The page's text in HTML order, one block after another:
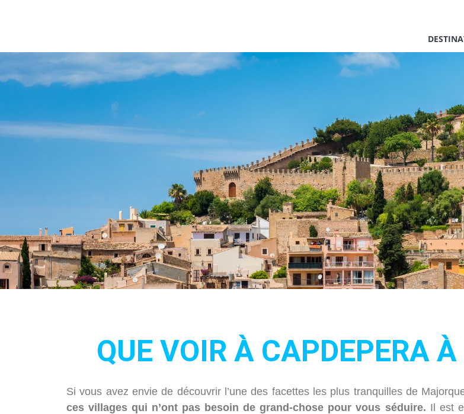
QUE VOIR À CAPDEPERA
Si vous avez envie de découvrir l’une des facettes les plus tranquilles de
ces villages qui n’ont pas besoin de grand-chose pour vous séduire. Il est
Nous utilisons des cookies strictement nécessaires au bon fonctionnement du
et à la personnalisation de votre expérience, à des fins d'analyse statistique ainsi
vos centres d'intérêt. Vous pouvez accepter ou refuser les cookies en cliquant
contraire, les configurer selon vos préférences en cliquant sur le bouton
Tout accepter